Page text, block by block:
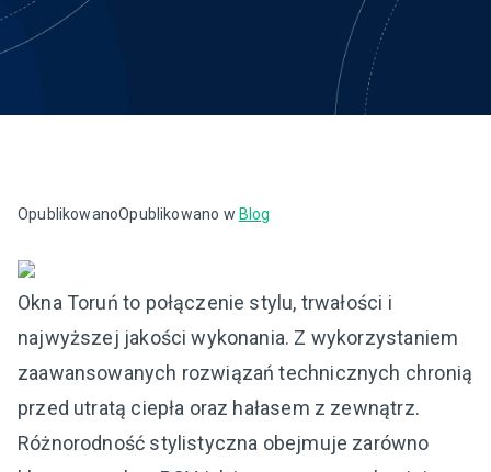
OpublikowanoOpublikowano w Blog
Okna Toruń to połączenie stylu, trwałości i
najwyższej jakości wykonania. Z wykorzystaniem
zaawansowanych rozwiązań technicznych chronią
przed utratą ciepła oraz hałasem z zewnątrz.
Różnorodność stylistyczna obejmuje zarówno